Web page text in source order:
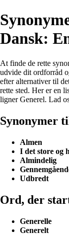
Dansk:
At finde de rette
udvide dit ordforråd
efter alternativer til
rette sted. Her er en
ligner Generel. Lad
Synonymer
Almen
I det store og
Almindelig
Udbredt
Ord, der
Generelle
Generelt